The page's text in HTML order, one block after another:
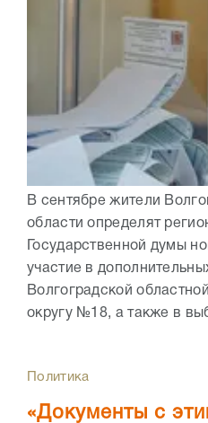
В сентябре жители
области определят
Государственной думы
участие в
Волгоградской
округу №18, а также в
Политика
«Документы с